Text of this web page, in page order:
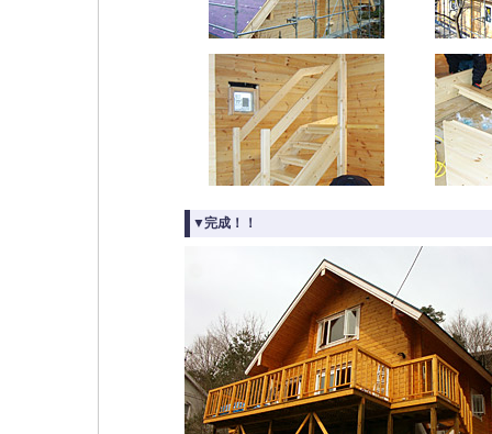
▼完成！！